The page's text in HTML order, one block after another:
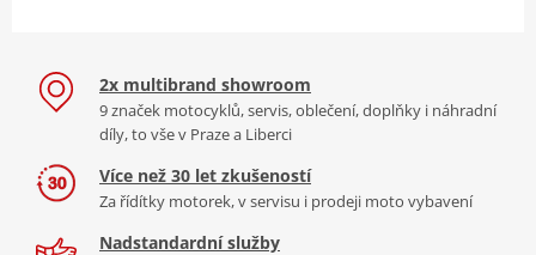
2x multibrand showroom
9 značek motocyklů, servis, oblečení, doplňky i náhradní
díly, to vše v Praze a Liberci
Více než 30 let zkušeností
Za řídítky motorek, v servisu i prodeji moto vybavení
Nadstandardní služby